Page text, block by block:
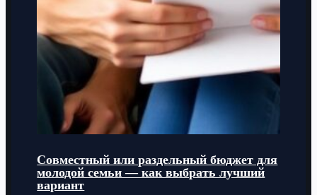
Совместный или раздельный бюджет для
молодой семьи — как выбрать лучший
вариант